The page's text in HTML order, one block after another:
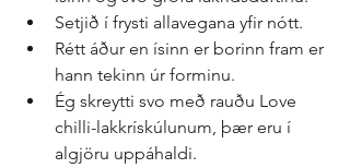
Setjið í frysti allavegana yfir nótt.
Rétt áður en ísinn er borinn fram er
hann tekinn úr forminu.
Ég skreytti svo með rauðu Love
chilli-lakkrískúlunum, þær eru í
algjöru uppáhaldi.